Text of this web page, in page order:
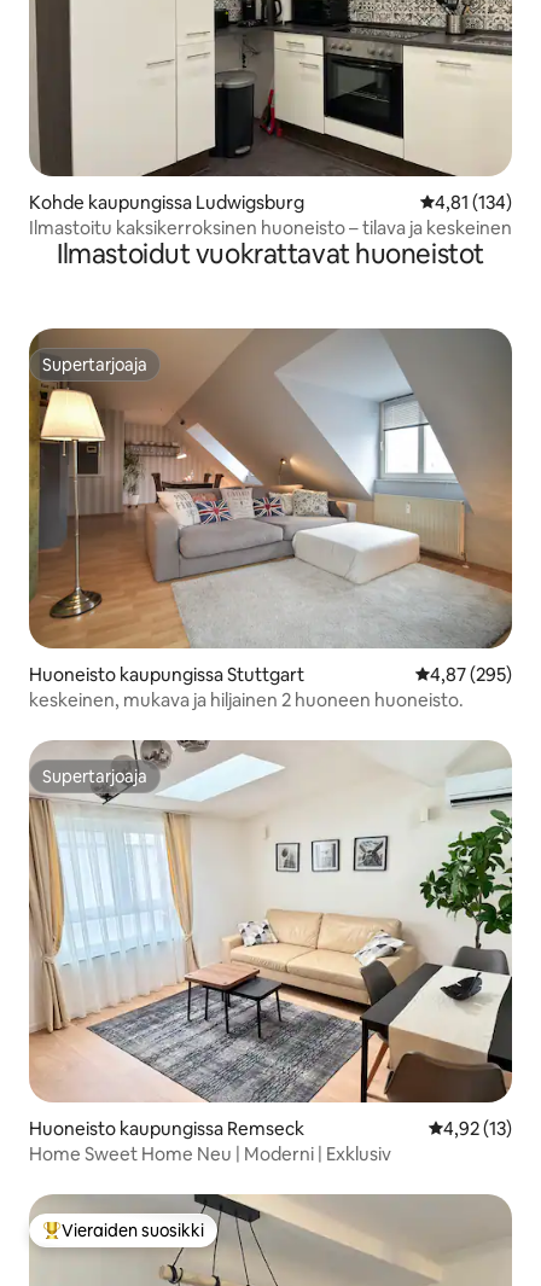
Kohde kaupungissa Ludwigsburg
4,81 (134)
Ilmastoitu kaksikerroksinen huoneisto – tilava ja keskeinen
Ilmastoidut vuokrattavat huoneistot
Supertarjoaja
Supertarjoaja
Huoneisto kaupungissa Stuttgart
4,87 (295)
keskeinen, mukava ja hiljainen 2 huoneen huoneisto.
Supertarjoaja
Supertarjoaja
Huoneisto kaupungissa Remseck
4,92 (13)
Home Sweet Home Neu | Moderni | Exklusiv
Vieraiden suosikkien parhaimmistoa
Vieraiden suosikki